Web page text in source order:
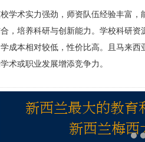
学术实力强劲，师资队伍经验丰富，
，培养科研与创新能力。学校科研资
成本相对较低，性价比高。且马来西
术或职业发展增添竞争力。